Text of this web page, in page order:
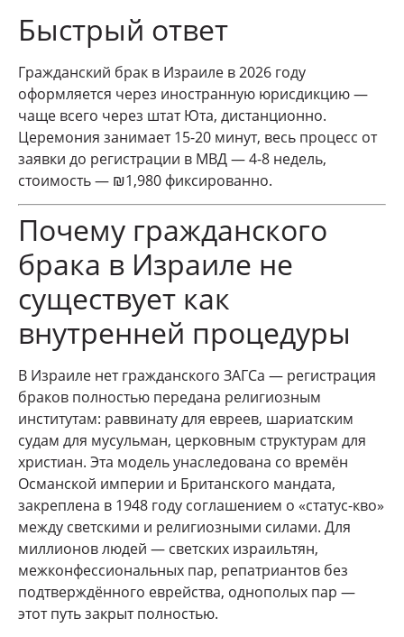
Быстрый ответ
Гражданский брак в Израиле в 2026 году
оформляется через иностранную юрисдикцию —
чаще всего через штат Юта, дистанционно.
Церемония занимает 15-20 минут, весь процесс от
заявки до регистрации в МВД — 4-8 недель,
стоимость — ₪1,980 фиксированно.
Почему гражданского
брака в Израиле не
существует как
внутренней процедуры
В Израиле нет гражданского ЗАГСа — регистрация
браков полностью передана религиозным
институтам: раввинату для евреев, шариатским
судам для мусульман, церковным структурам для
христиан. Эта модель унаследована со времён
Османской империи и Британского мандата,
закреплена в 1948 году соглашением о «статус-кво»
между светскими и религиозными силами. Для
миллионов людей — светских израильтян,
межконфессиональных пар, репатриантов без
подтверждённого еврейства, однополых пар —
этот путь закрыт полностью.